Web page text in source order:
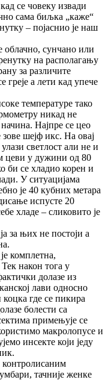
се човеку извади
сама биљка „каже“
– појаснио је наш
облачно, сунчано или
на располагању
за различите
греје а лети кад упече
температуре тако
никад не
Најпре се цео
шејф икс. На овај
светлост али не и
цеви у дужини од 80
би се хладио корен и
У ситуацијама
је 40 кубних метара
испусте 20
хладе – сликовито је
за њих не постоји а
комплетна,
након тога у
долазе из
лави односно
коцка где се пикира
болести са
примењује се
макролопусе и
инсекте који једу
контролисаним
тачније женке